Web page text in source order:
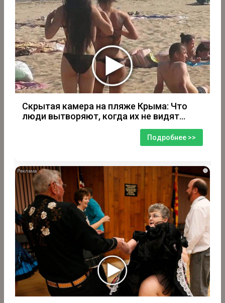
Скрытая камера на пляже Крыма: Что
люди вытворяют, когда их не видят...
Подробнее >>
i